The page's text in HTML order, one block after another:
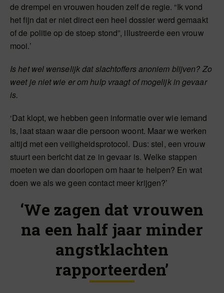
de drempel en vrouwen houden zelf de regie. “Ik vond
het fijn dat er niet direct een heel dossier werd gemaakt
of de politie op de stoep stond”, illustreerde een vrouw
mooi.’
Is het wel wenselijk dat slachtoffers anoniem blijven? Zo
weet je niet wie er om hulp vraagt of mogelijk in gevaar
is.
‘Dat klopt, we hebben geen informatie over wie iemand
is, laat staan waar die persoon woont. Maar we werken
altijd met een veiligheidsprotocol. Dus: stel, een vrouw
stuurt een bericht dat ze in gevaar is. Welke stappen
moeten we dan doorlopen om haar te helpen? En wat
doen we als we geen contact meer krijgen?’
‘We zagen dat vrouwen
na een half jaar minder
angstklachten
rapporteerden’